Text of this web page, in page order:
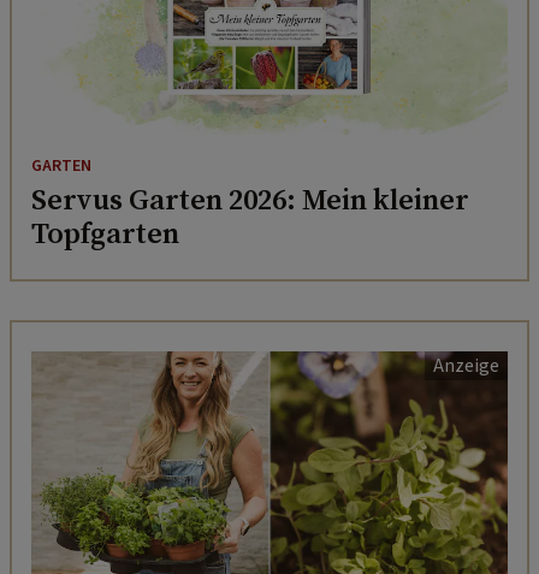
GARTEN
Servus Garten 2026: Mein kleiner
Topfgarten